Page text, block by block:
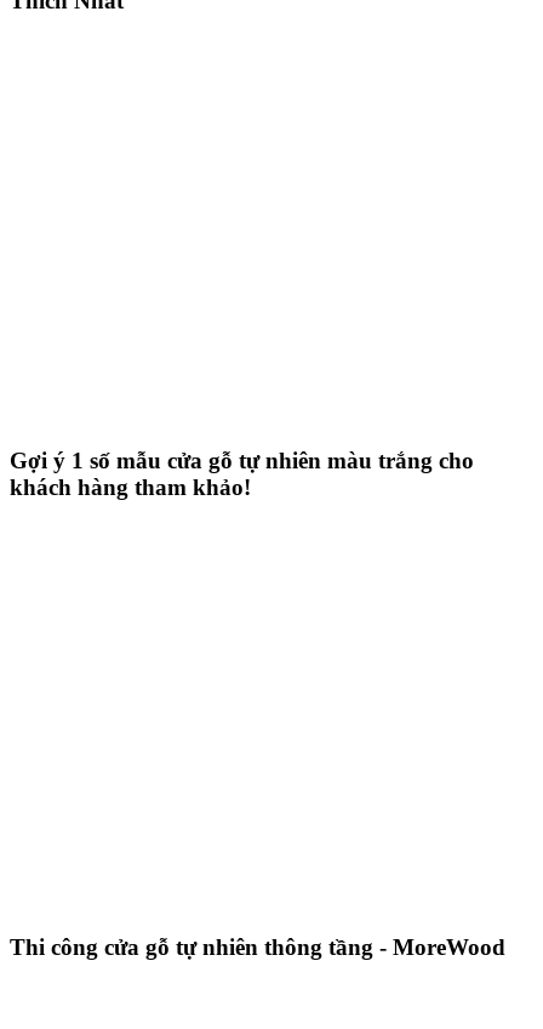
Gợi ý 1 số mẫu cửa gỗ tự nhiên màu trắng cho
khách hàng tham khảo!
Thi công cửa gỗ tự nhiên thông tầng - MoreWood